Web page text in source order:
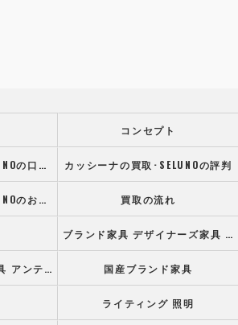
コンセプト
カッシーナの買取･SELUNOの口コミ情報 カッシーナの買取･SELUNOの評判
カッシーナの買取･SELUNOのお客様の声 買取の流れ
ブランド家具 デザイナーズ家具 高級オフィス家具
北欧家具 ビンテージ家具 アンティーク家具 国産ブランド家具
ライティング 照明